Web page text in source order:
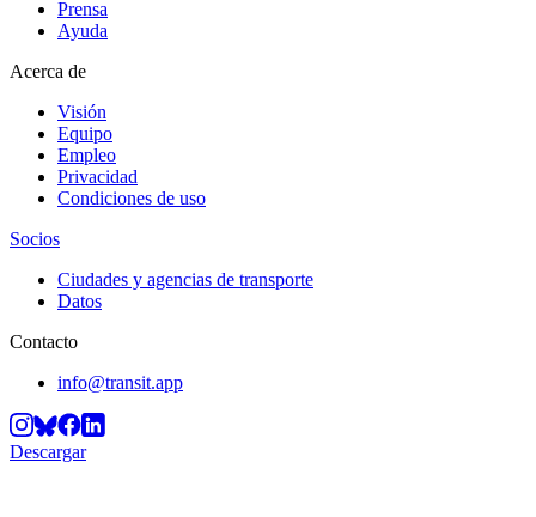
Prensa
Ayuda
Acerca de
Visión
Equipo
Empleo
Privacidad
Condiciones de uso
Socios
Ciudades y agencias de transporte
Datos
Contacto
info@transit.app
Descargar